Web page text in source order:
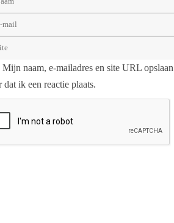
Mijn naam, e-mailadres en site URL
dat ik een reactie plaats.